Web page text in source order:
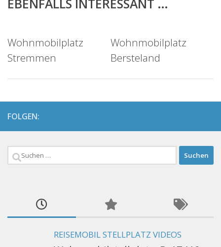
EBENFALLS INTERESSANT …
Wohnmobilplatz
Stremmen
Wohnmobilplatz
Bersteland
FOLGEN:
Suchen
REISEMOBIL STELLPLATZ VIDEOS